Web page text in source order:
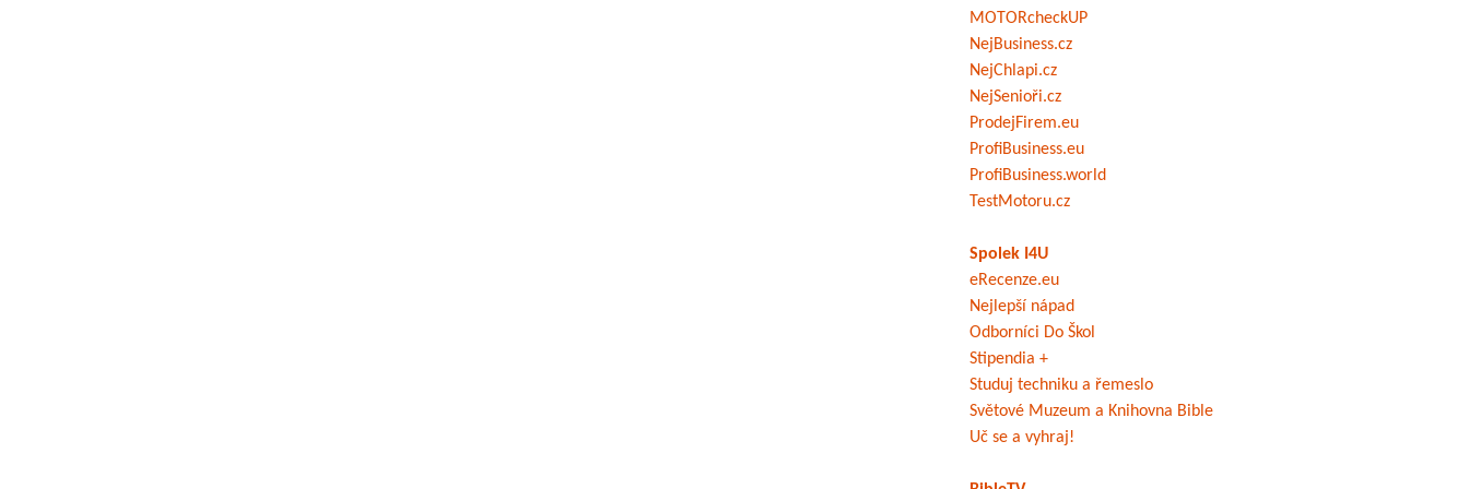
MOTORcheckUP
NejBusiness.cz
NejChlapi.cz
NejSenioři.cz
ProdejFirem.eu
ProfiBusiness.eu
ProfiBusiness.world
TestMotoru.cz
Spolek I4U
eRecenze.eu
Nejlepší nápad
Odborníci Do Škol
Stipendia +
Studuj techniku a řemeslo
Světové Muzeum a Knihovna Bible
Uč se a vyhraj!